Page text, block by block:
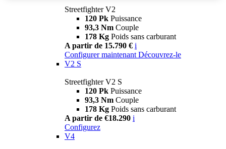
Streetfighter V2
120 Pk Puissance
93,3 Nm Couple
178 Kg Poids sans carburant
A partir de 15.790 € i
Configurer maintenant Découvrez-le
V2 S
Streetfighter V2 S
120 Pk Puissance
93,3 Nm Couple
178 Kg Poids sans carburant
A partir de €18.290 i
Configurez
V4